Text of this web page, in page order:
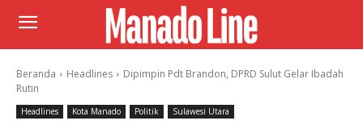
Beranda Headlines
Dipimpin Pdt Brandon, DPRD Sulut Gelar Ibadah
Rutin
Headlines Kota Manado Politik Sulawesi Utara